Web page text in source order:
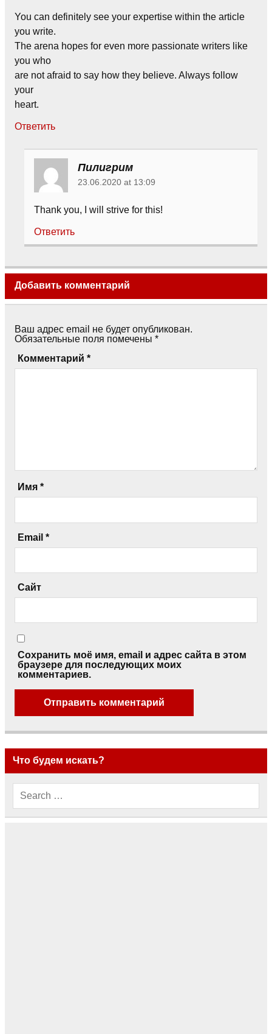
You can definitely see your expertise within the article
you write.
The arena hopes for even more passionate writers like
you who
are not afraid to say how they believe. Always follow
your
heart.
Ответить
Пилигрим
23.06.2020 at 13:09
Thank you, I will strive for this!
Ответить
Добавить комментарий
Ваш адрес email не будет опубликован.
Обязательные поля помечены *
Комментарий *
Имя *
Email *
Сайт
Сохранить моё имя, email и адрес сайта в этом
браузере для последующих моих
комментариев.
Что будем искать?